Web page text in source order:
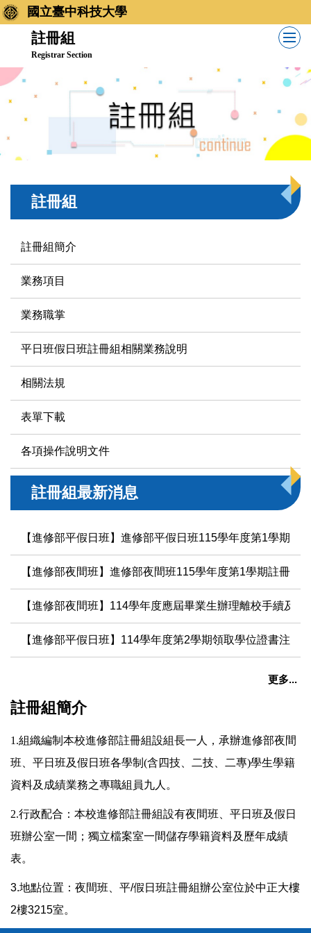
跳
到
內
國立臺中科技大學
註冊組
Registrar Section
註冊組
註冊組簡介
業務項目
業務職掌
平日班假日班註冊組相關業務說明
相關法規
表單下載
各項操作說明文件
註冊組最新消息
【進修部平假日班】進修部平假日班115學年度第1學期註
【進修部夜間班】進修部夜間班115學年度第1學期註冊及
【進修部夜間班】114學年度應屆畢業生辦理離校手續及領
【進修部平假日班】114學年度第2學期領取學位證書注意
更多...
註冊組簡介
1.組織編制本校進修部註冊組設組長一人，承辦進修部夜間
班、平日班及假日班各學制(含四技、二技、二專)學生學籍
資料及成績業務之專職組員九人。
2.行政配合：本校進修部註冊組設有夜間班、 平日班及假日
班辦公室一間；獨立檔案室一間儲存學籍資料及歷年成績
表。
3.地點位置：夜間班、平/假日班註冊組辦公室位於中正大樓
2樓3215室。